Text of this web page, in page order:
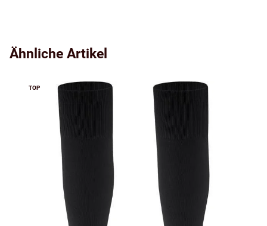
Ähnliche Artikel
TOP